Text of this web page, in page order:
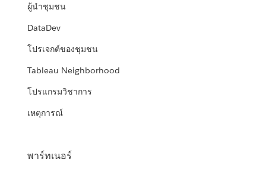
ผู้นำชุมชน
DataDev
โปรเจกต์ของชุมชน
Tableau Neighborhood
โปรแกรมวิชาการ
เหตุการณ์
พาร์ทเนอร์